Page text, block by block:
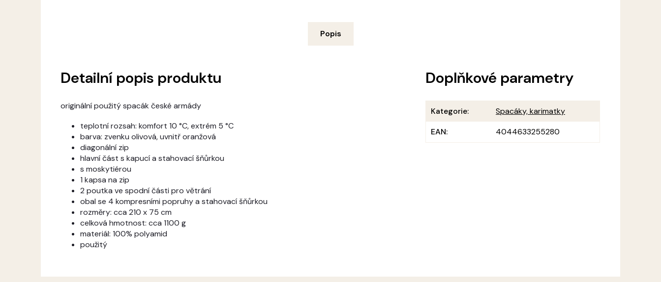
Popis
Detailní popis produktu
originální použitý spacák české armády
teplotní rozsah: komfort 10 °C, extrém 5 °C
barva: zvenku olivová, uvnitř oranžová
diagonální zip
hlavní část s kapucí a stahovací šňůrkou
s moskytiérou
1 kapsa na zip
2 poutka ve spodní části pro větrání
obal se 4 kompresními popruhy a stahovací šňůrkou
rozměry: cca 210 x 75 cm
celková hmotnost: cca 1100 g
materiál: 100% polyamid
použitý
Doplňkové parametry
Kategorie:
Spacáky, karimatky
EAN: 4044633255280